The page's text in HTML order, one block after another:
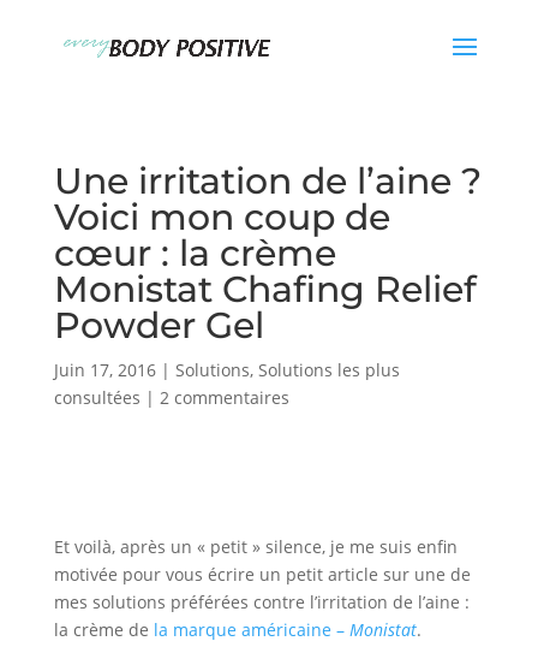
Une irritation de l’aine ?
Voici mon coup de
cœur : la crème
Monistat Chafing Relief
Powder Gel
Juin 17, 2016| Solutions, Solutions les plus
consultées | 2 commentaires
Et voilà, après un « petit » silence, je me suis enfin
motivée pour vous écrire un petit article sur une de
mes solutions préférées contre l’irritation de l’aine :
la crème de la marque américaine – Monistat.